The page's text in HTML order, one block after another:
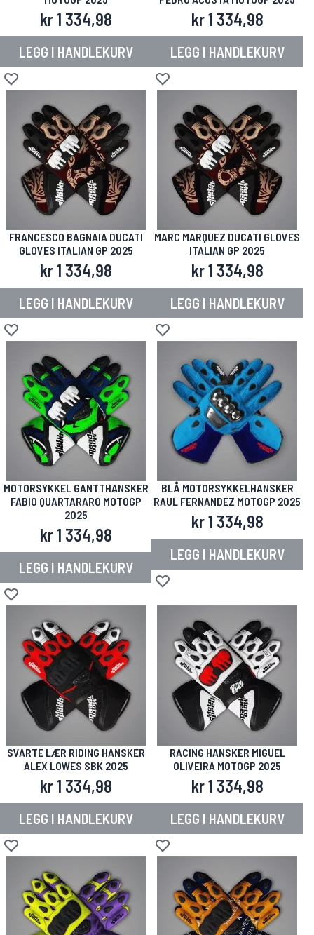
kr 1 334,98
LEGG I HANDLEKURV
Legg til i ønskeliste
kr 1 334,98
LEGG I HANDLEKURV
Legg til i ønskeliste
FRANCESCO BAGNAIA DUCATI
GLOVES ITALIAN GP 2025
kr 1 334,98
LEGG I HANDLEKURV
Legg til i ønskeliste
MARC MARQUEZ DUCATI GLOVES
ITALIAN GP 2025
kr 1 334,98
LEGG I HANDLEKURV
Legg til i ønskeliste
MOTORSYKKEL GANTTHANSKER
FABIO QUARTARARO MOTOGP
2025
kr 1 334,98
LEGG I HANDLEKURV
Legg til i ønskeliste
BLÅ MOTORSYKKELHANSKER
RAUL FERNANDEZ MOTOGP 2025
kr 1 334,98
LEGG I HANDLEKURV
Legg til i ønskeliste
SVARTE LÆR RIDING HANSKER
ALEX LOWES SBK 2025
kr 1 334,98
LEGG I HANDLEKURV
Legg til i ønskeliste
RACING HANSKER MIGUEL
OLIVEIRA MOTOGP 2025
kr 1 334,98
LEGG I HANDLEKURV
Legg til i ønskeliste